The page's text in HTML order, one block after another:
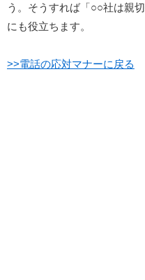
う。そうすれば「○○社は親
にも役立ちます。
>>電話の応対マナーに戻る